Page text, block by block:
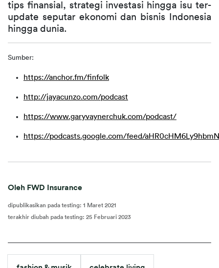
tips finansial, strategi investasi hingga isu ter-
update seputar ekonomi dan bisnis Indonesia
hingga dunia.
Sumber:
https://anchor.fm/finfolk
http://jayacunzo.com/podcast
https://www.garyvaynerchuk.com/podcast/
https://podcasts.google.com/feed/
Oleh FWD Insurance
dipublikasikan pada testing: 1 Maret 2021
terakhir diubah pada testing: 25 Februari 2023